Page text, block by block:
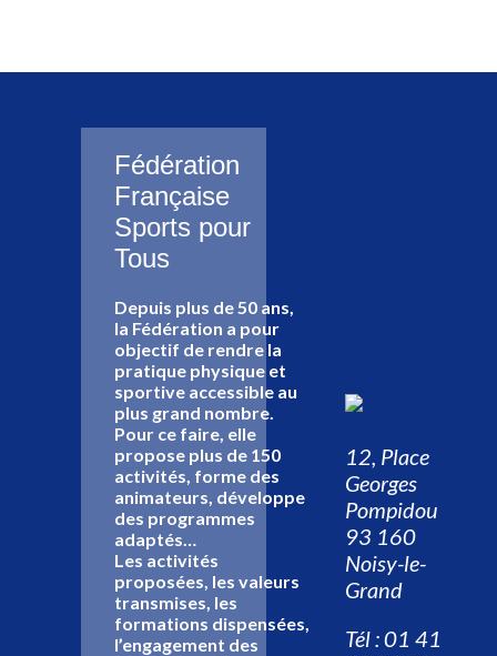
Fédération
Française
Sports pour
Tous
Depuis plus de 50 ans,
la Fédération a pour
objectif de rendre la
pratique physique et
sportive accessible au
plus grand nombre.
Pour ce faire, elle
propose plus de 150
activités, forme des
animateurs, développe
des programmes
adaptés…
Les activités
proposées, les valeurs
transmises, les
formations dispensées,
l’engagement des
12, Place
Georges
Pompidou
93 160
Noisy-le-
Grand
Tél : 01 41